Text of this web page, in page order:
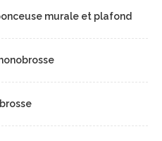
murale et plafond